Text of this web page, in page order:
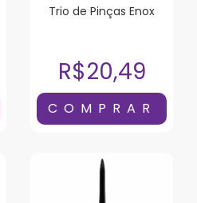
Trio de Pinças Enox
R$20,49